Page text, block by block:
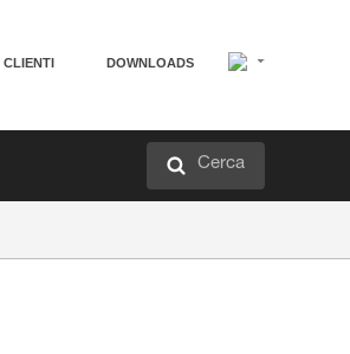
CLIENTI DOWNLOADS
Cerca